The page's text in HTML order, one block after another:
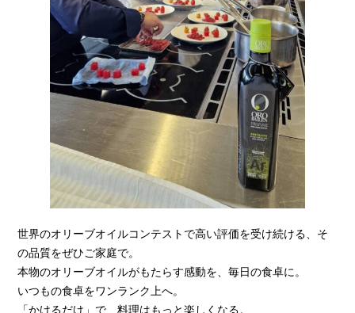
世界のオリーブオイルコンテストで高い評価を受け続ける、そ
の品質をぜひご家庭で。
本物のオリーブオイルがもたらす感動を、毎日の食卓に。
いつもの食卓をワンランク上へ。
「かけるだけ」で、料理はもっと楽しくなる。